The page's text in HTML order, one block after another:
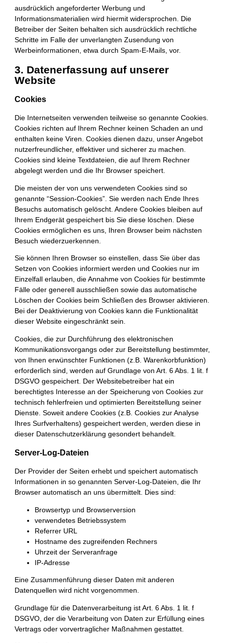
ausdrücklich angeforderter Werbung und
Informationsmaterialien wird hiermit widersprochen. Die
Betreiber der Seiten behalten sich ausdrücklich rechtliche
Schritte im Falle der unverlangten Zusendung von
Werbeinformationen, etwa durch Spam-E-Mails, vor.
3. Datenerfassung auf unserer
Website
Cookies
Die Internetseiten verwenden teilweise so genannte Cookies.
Cookies richten auf Ihrem Rechner keinen Schaden an und
enthalten keine Viren. Cookies dienen dazu, unser Angebot
nutzerfreundlicher, effektiver und sicherer zu machen.
Cookies sind kleine Textdateien, die auf Ihrem Rechner
abgelegt werden und die Ihr Browser speichert.
Die meisten der von uns verwendeten Cookies sind so
genannte “Session-Cookies”. Sie werden nach Ende Ihres
Besuchs automatisch gelöscht. Andere Cookies bleiben auf
Ihrem Endgerät gespeichert bis Sie diese löschen. Diese
Cookies ermöglichen es uns, Ihren Browser beim nächsten
Besuch wiederzuerkennen.
Sie können Ihren Browser so einstellen, dass Sie über das
Setzen von Cookies informiert werden und Cookies nur im
Einzelfall erlauben, die Annahme von Cookies für bestimmte
Fälle oder generell ausschließen sowie das automatische
Löschen der Cookies beim Schließen des Browser aktivieren.
Bei der Deaktivierung von Cookies kann die Funktionalität
dieser Website eingeschränkt sein.
Cookies, die zur Durchführung des elektronischen
Kommunikationsvorgangs oder zur Bereitstellung bestimmter,
von Ihnen erwünschter Funktionen (z.B. Warenkorbfunktion)
erforderlich sind, werden auf Grundlage von Art. 6 Abs. 1 lit. f
DSGVO gespeichert. Der Websitebetreiber hat ein
berechtigtes Interesse an der Speicherung von Cookies zur
technisch fehlerfreien und optimierten Bereitstellung seiner
Dienste. Soweit andere Cookies (z.B. Cookies zur Analyse
Ihres Surfverhaltens) gespeichert werden, werden diese in
dieser Datenschutzerklärung gesondert behandelt.
Server-Log-Dateien
Der Provider der Seiten erhebt und speichert automatisch
Informationen in so genannten Server-Log-Dateien, die Ihr
Browser automatisch an uns übermittelt. Dies sind:
Browsertyp und Browserversion
verwendetes Betriebssystem
Referrer URL
Hostname des zugreifenden Rechners
Uhrzeit der Serveranfrage
IP-Adresse
Eine Zusammenführung dieser Daten mit anderen
Datenquellen wird nicht vorgenommen.
Grundlage für die Datenverarbeitung ist Art. 6 Abs. 1 lit. f
DSGVO, der die Verarbeitung von Daten zur Erfüllung eines
Vertrags oder vorvertraglicher Maßnahmen gestattet.